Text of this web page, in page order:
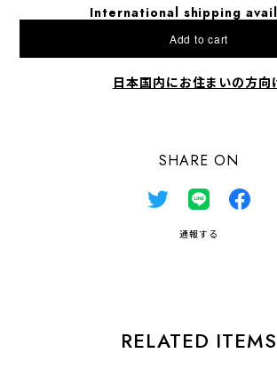
International shipping
Add to cart
日本国内にお住まいの方向
SHARE ON
通報する
RELATED ITEMS